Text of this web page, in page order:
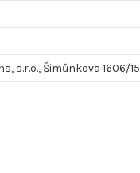
s.r.o., Šimůnkova 1606/